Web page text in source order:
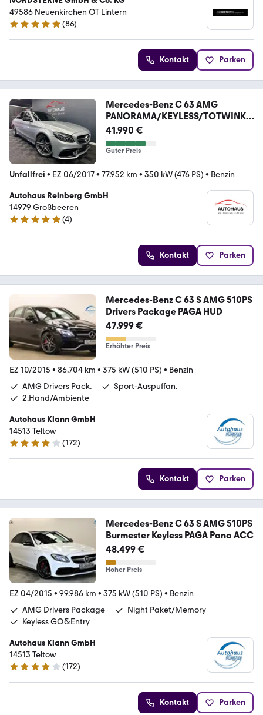
49586 Neuenkirchen OT Lintern
4.8 Sterne
(86)
Kontakt Parken
Mercedes-Benz C 63 AMG
PANORAMA/KEYLESS/TOTWINKE
L/PERFORMANCE
41.990 €
Guter Preis
Unfallfrei • EZ 06/2017• 77.952 km • 350 kW (476 PS) • Benzin
Autohaus Reinberg GmbH
14979 Großbeeren
4.8 Sterne
(4)
Kontakt Parken
Mercedes-Benz C 63 S AMG 510PS
Drivers Package PAGA HUD
47.999 €
Erhöhter Preis
EZ 10/2015 • 86.704 km • 375 kW (510 PS) • Benzin
AMG Drivers Pack.
Sport-Auspuffan.
2.Hand/Ambiente
Autohaus Klann GmbH
14513 Teltow
4 Sterne
(172)
Kontakt Parken
Mercedes-Benz C 63 S AMG 510PS
Burmester Keyless PAGA Pano ACC
48.499 €
Hoher Preis
EZ 04/2015 • 99.986 km • 375 kW (510 PS) • Benzin
AMG Drivers Package
Night Paket/Memory
Keyless GO&Entry
Autohaus Klann GmbH
14513 Teltow
4 Sterne
(172)
Kontakt Parken